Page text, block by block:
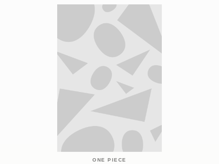
ONE PIECE